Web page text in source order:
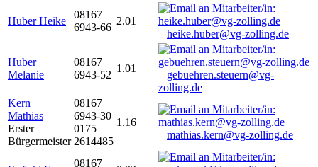
Huber Heike
08167
6943-66
2.01
heike.huber@vg-zolling.de
Huber
Melanie
08167
6943-52
1.01
gebuehren.steuern@vg-
zolling.de
Kern
Mathias
Erster
Bürgermeister
08167
6943-30
0175
2614485
1.16
mathias.kern@vg-zolling.de
08167